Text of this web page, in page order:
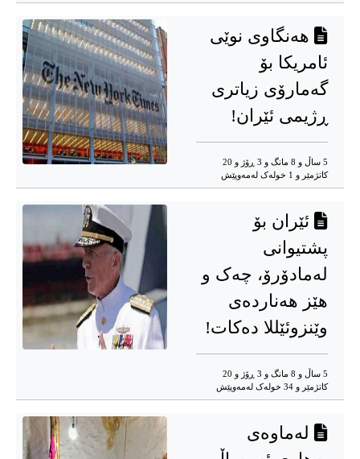
هەنگاوی نوێی
ئامریکا بۆ
گەمارۆی زیاتری
ڕژیمی ئێران!
5 ساڵ و 8 مانگ و 3 ڕۆژ و 20
کاتژمێر و 1 خوله‌ک له‌مه‌وپێش‌
ئێران بۆ
پشتیوانی
لەمادۆرۆ، چەک و
هێز هەناردەی
وێنزوئێللا دەکات!
5 ساڵ و 8 مانگ و 3 ڕۆژ و 20
کاتژمێر و 34 خوله‌ک له‌مه‌وپێش‌
لەماوەی